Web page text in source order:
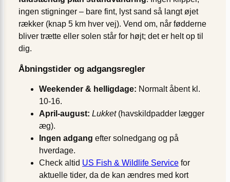
ingen stigninger – bare fint, lyst sand så langt øjet
rækker (knap 5 km hver vej). Vend om, når fødderne
bliver trætte eller solen står for højt; det er helt op til
dig.
Åbningstider og adgangsregler
Weekender & helligdage: Normalt åbent kl.
10-16.
April-august: Lukket(havskildpadder lægger
æg).
Ingen adgang efter solnedgang og på
hverdage.
Check altid US Fish & Wildlife Service for
aktuelle tider, da de kan ændres med kort